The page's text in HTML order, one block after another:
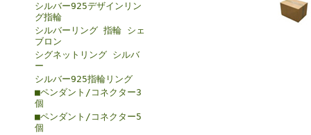
シルバー925デザインリン
グ指輪
シルバーリング 指輪 シェ
ブロン
シグネットリング シルバ
ー
シルバー925指輪リング
■ペンダント/コネクター3
個
■ペンダント/コネクター5
個